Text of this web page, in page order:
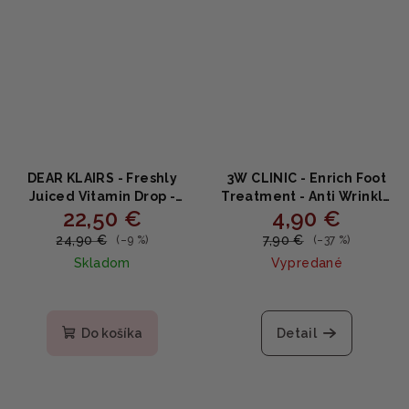
DEAR KLAIRS - Freshly
Juiced Vitamin Drop -
multifunkčné vitamínové
sérum 35ml
22,50 €
24,90 € (–9 %)
Skladom
Do košíka
3W CLINIC - Enrich Foot
Treatment - Anti Wrinkle
- Obnovujúci a
omladzujúci krém na
nohy 100ml
4,90 €
7,90 € (–37 %)
Vypredané
Detail